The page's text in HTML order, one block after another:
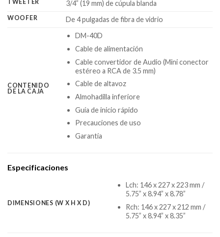
TWEETER 3/4” (19 mm) de cúpula blanda
WOOFER De 4 pulgadas de fibra de vidrio
CONTENIDO
DE LA CAJA
DM-40D
Cable de alimentación
Cable convertidor de Audio (Mini conector
estéreo a RCA de 3.5 mm)
Cable de altavoz
Almohadilla inferiore
Guía de inicio rápido
Precauciones de uso
Garantía
Especificaciones
DIMENSIONES (W X H X D)
Lch: 146 x 227 x 223 mm /
5.75” x 8.94” x 8.78”
Rch: 146 x 227 x 212 mm /
5.75” x 8.94” x 8.35”